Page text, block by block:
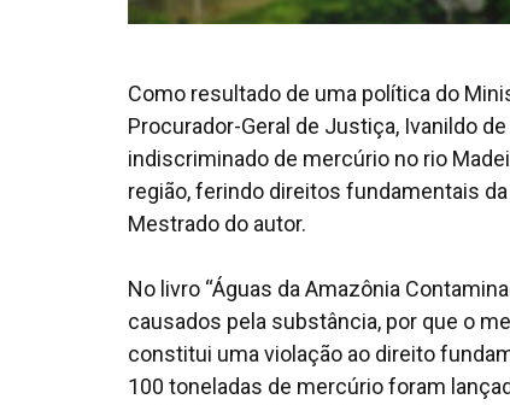
Como resultado de uma política do
Procurador-Geral de Justiça, Ivanildo
indiscriminado de mercúrio no rio
região, ferindo direitos fundamentais
Mestrado do autor.
No livro “Águas da Amazônia
causados pela substância, por que o
constitui uma violação ao direito
100 toneladas de mercúrio foram